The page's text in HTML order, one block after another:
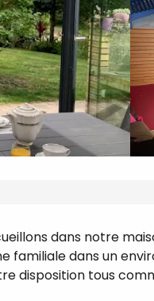
dans notre
familiale dans un
disposition tous